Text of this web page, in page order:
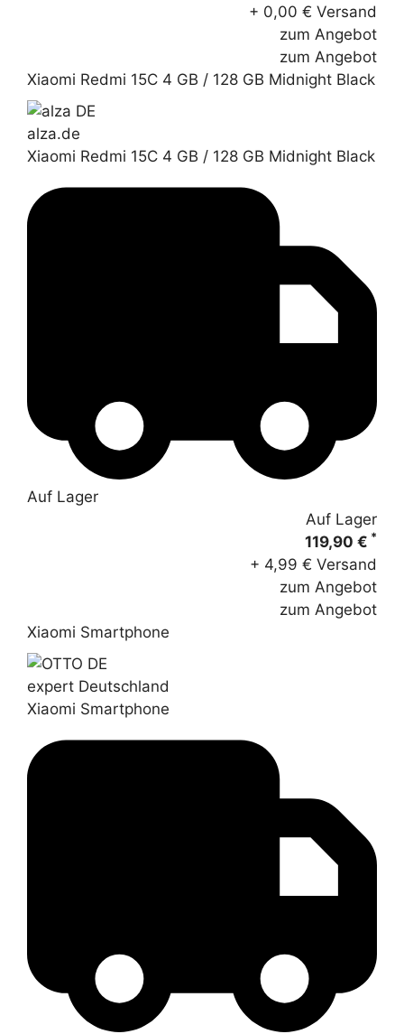
+ 0,00 € Versand
zum Angebot
zum Angebot
Xiaomi Redmi 15C 4 GB / 128 GB Midnight Black
alza.de
Xiaomi Redmi 15C 4 GB / 128 GB Midnight Black
Auf Lager
Auf Lager
119,90 € *
+ 4,99 € Versand
zum Angebot
zum Angebot
Xiaomi Smartphone
expert Deutschland
Xiaomi Smartphone